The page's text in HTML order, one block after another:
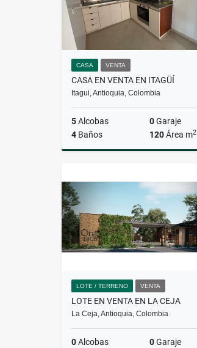
CASA VENTA
CASA EN VENTA EN ITAGÜÍ
Itagui, Antioquia, Colombia
5Alcobas 0Garaje
4 Baños 120Área m2
$550.000.000
LOTE / TERRENO VENTA
LOTE EN VENTA EN LA CEJA
La Ceja, Antioquia, Colombia
0Alcobas 0Garaje